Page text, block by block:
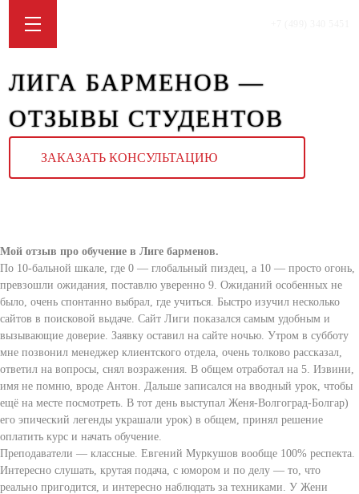
ЛИГА БАРМЕНОВ —
ОТЗЫВЫ СТУДЕНТОВ
ЗАКАЗАТЬ КОНСУЛЬТАЦИЮ
Мой отзыв про обучение в Лиге барменов.
По 10-бальной шкале, где 0 — глобальный пиздец, а 10 — просто огонь,
превзошли ожидания, поставлю уверенно 9. Ожиданий особенных не
было, очень спонтанно выбрал, где учиться. Быстро изучил несколько
сайтов в поисковой выдаче. Сайт Лиги показался самым удобным и
вызывающие доверие. Заявку оставил на сайте ночью. Утром в субботу
мне позвонил менеджер клиентского отдела, очень толково рассказал,
ответил на вопросы, снял возражения. В общем отработал на 5. Извини,
имя не помню, вроде Антон. Дальше записался на вводный урок, чтобы
ещё на месте посмотреть. В тот день выступал Женя-Волгоград-Болгар)
его эпический легенды украшали урок) в общем, принял решение
оплатить курс и начать обучение.
Преподаватели — классные. Евгений Муркушов вообще 100% респекта.
Интересно слушать, крутая подача, с юмором и по делу — то, что
реально пригодится, и интересно наблюдать за техниками. У Жени